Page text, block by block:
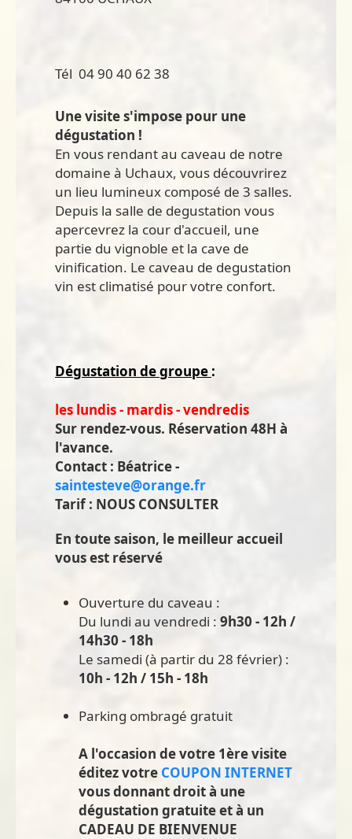
Tél 04 90 40 62 38
Une visite s'impose pour une
dégustation !
En vous rendant au caveau de notre
domaine à Uchaux, vous découvrirez
un lieu lumineux composé de 3 salles.
Depuis la salle de degustation vous
apercevrez la cour d'accueil, une
partie du vignoble et la cave de
vinification. Le caveau de degustation
vin est climatisé pour votre confort.
Dégustation de groupe :
les lundis - mardis - vendredis
Sur rendez-vous. Réservation 48H à
l'avance.
Contact : Béatrice -
saintesteve@orange.fr
Tarif : NOUS CONSULTER
En toute saison, le meilleur accueil
vous est réservé
Ouverture du caveau :
Du lundi au vendredi : 9h30 - 12h /
14h30 - 18h
Le samedi (à partir du 28 février) :
10h - 12h / 15h - 18h
Parking ombragé gratuit
A l'occasion de votre 1ère visite
éditez votre COUPON INTERNET
vous donnant droit à une
dégustation gratuite et à un
CADEAU DE BIENVENUE